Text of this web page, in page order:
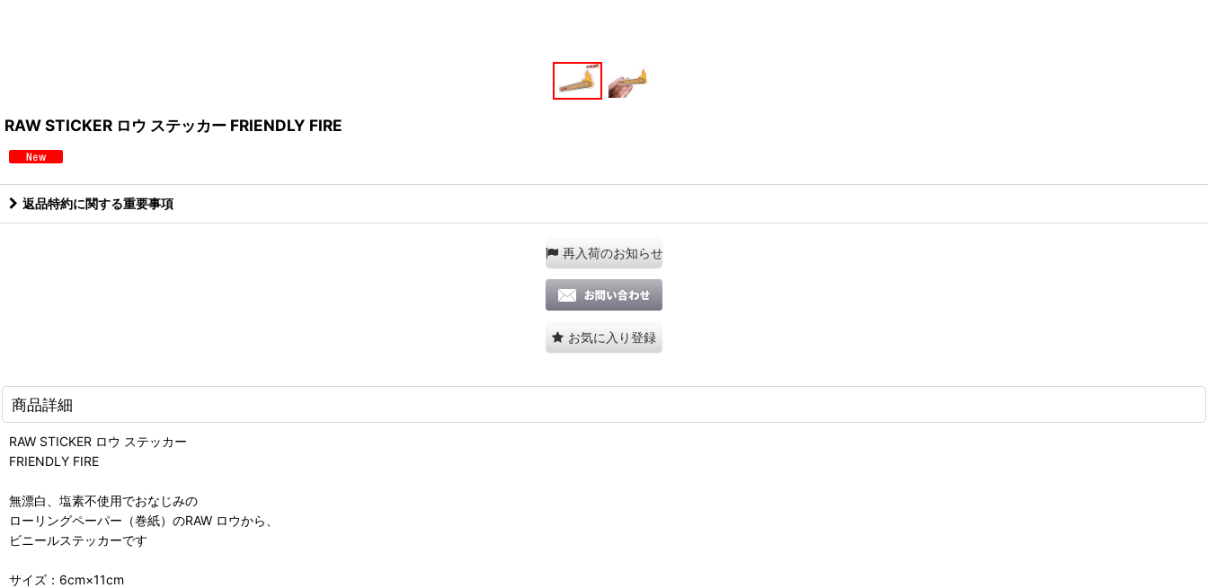
RAW STICKER ロウ ステッカー FRIENDLY FIRE
返品特約に関する重要事項
再入荷のお知らせ
お気に入り登録
商品詳細
RAW STICKER ロウ ステッカー
FRIENDLY FIRE
無漂白、塩素不使用でおなじみの
ローリングペーパー（巻紙）のRAW ロウから、
ビニールステッカーです
サイズ：6cm×11cm